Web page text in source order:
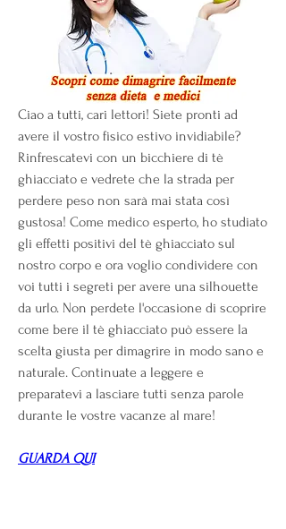
Ciao a tutti, cari lettori! Siete pronti ad
avere il vostro fisico estivo invidiabile?
Rinfrescatevi con un bicchiere di tè
ghiacciato e vedrete che la strada per
perdere peso non sarà mai stata così
gustosa! Come medico esperto, ho studiato
gli effetti positivi del tè ghiacciato sul
nostro corpo e ora voglio condividere con
voi tutti i segreti per avere una silhouette
da urlo. Non perdete l'occasione di scoprire
come bere il tè ghiacciato può essere la
scelta giusta per dimagrire in modo sano e
naturale. Continuate a leggere e
preparatevi a lasciare tutti senza parole
durante le vostre vacanze al mare!
GUARDA QUI